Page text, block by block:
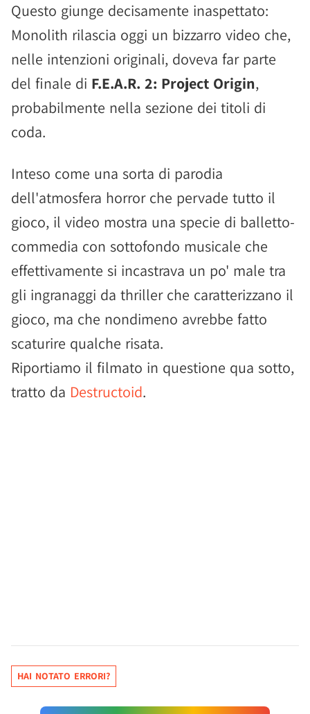
Questo giunge decisamente inaspettato:
Monolith rilascia oggi un bizzarro video che,
nelle intenzioni originali, doveva far parte
del finale di F.E.A.R. 2: Project Origin,
probabilmente nella sezione dei titoli di
coda.
Inteso come una sorta di parodia
dell'atmosfera horror che pervade tutto il
gioco, il video mostra una specie di balletto-
commedia con sottofondo musicale che
effettivamente si incastrava un po' male tra
gli ingranaggi da thriller che caratterizzano il
gioco, ma che nondimeno avrebbe fatto
scaturire qualche risata.
Riportiamo il filmato in questione qua sotto,
tratto da Destructoid.
HAI NOTATO ERRORI?